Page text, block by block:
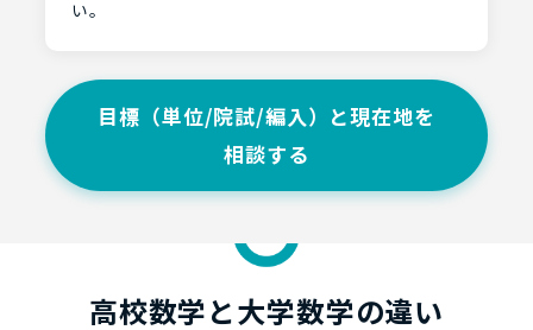
い。
目標（単位/院試/編入）と現在地を
相談する
高校数学と大学数学の違い